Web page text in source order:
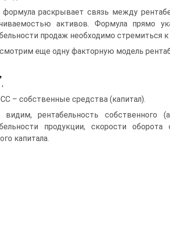
формула раскрывает связь между
активов. Формула прямо
продаж необходимо стремиться
еще одну факторную модель
,
– собственные средства (капитал).
видим, рентабельность собственного
продукции, скорости
капитала.